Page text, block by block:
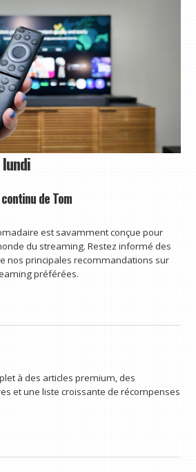
de Tom
est savamment conçue pour
du streaming. Restez informé des
nos principales recommandations sur
préférées.
à des articles premium, des
et une liste croissante de récompenses